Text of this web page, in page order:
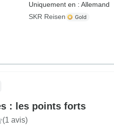
Uniquement en : Allemand
SKR Reisen
: les points forts
(1 avis)